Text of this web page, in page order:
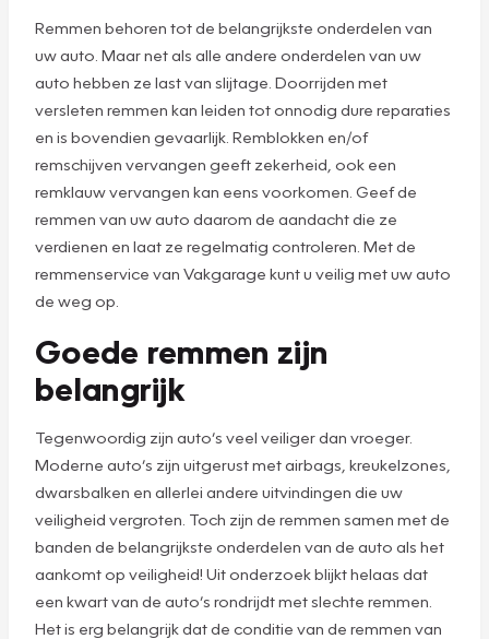
Remmen behoren tot de belangrijkste onderdelen van
uw auto. Maar net als alle andere onderdelen van uw
auto hebben ze last van slijtage. Doorrijden met
versleten remmen kan leiden tot onnodig dure reparaties
en is bovendien gevaarlijk. Remblokken en/of
remschijven vervangen geeft zekerheid, ook een
remklauw vervangen kan eens voorkomen. Geef de
remmen van uw auto daarom de aandacht die ze
verdienen en laat ze regelmatig controleren. Met de
remmenservice van Vakgarage kunt u veilig met uw auto
de weg op.
Goede remmen zijn
belangrijk
Tegenwoordig zijn auto’s veel veiliger dan vroeger.
Moderne auto’s zijn uitgerust met airbags, kreukelzones,
dwarsbalken en allerlei andere uitvindingen die uw
veiligheid vergroten. Toch zijn de remmen samen met de
banden de belangrijkste onderdelen van de auto als het
aankomt op veiligheid! Uit onderzoek blijkt helaas dat
een kwart van de auto’s rondrijdt met slechte remmen.
Het is erg belangrijk dat de conditie van de remmen van